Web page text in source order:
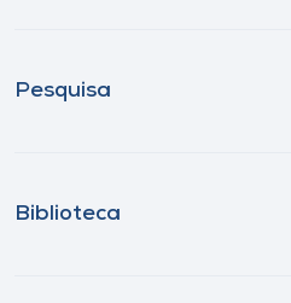
Pesquisa
Biblioteca